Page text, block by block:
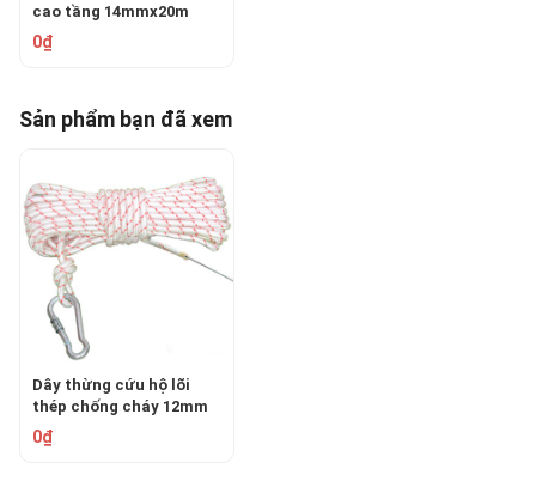
cao tầng 14mmx20m
TATEKFIRE-SCR-14P
0₫
Sản phẩm bạn đã xem
Dây thừng cứu hộ lõi
thép chống cháy 12mm
TATEKFIRE-SCR-12
0₫